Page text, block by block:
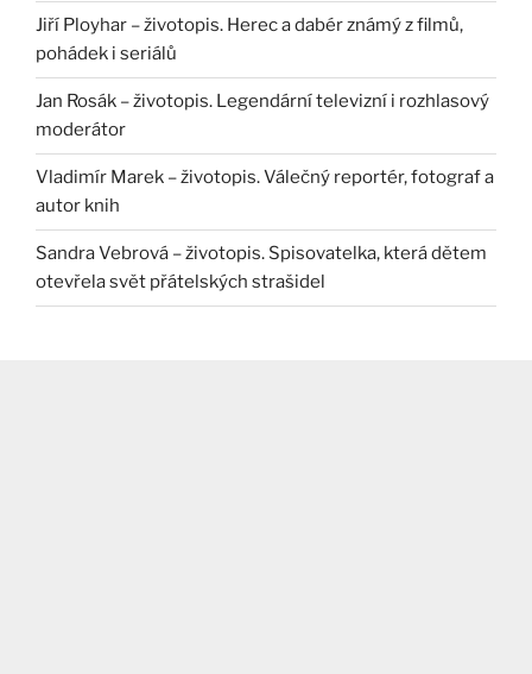
Jiří Ployhar – životopis. Herec a dabér známý z filmů,
pohádek i seriálů
Jan Rosák – životopis. Legendární televizní i rozhlasový
moderátor
Vladimír Marek – životopis. Válečný reportér, fotograf a
autor knih
Sandra Vebrová – životopis. Spisovatelka, která dětem
otevřela svět přátelských strašidel